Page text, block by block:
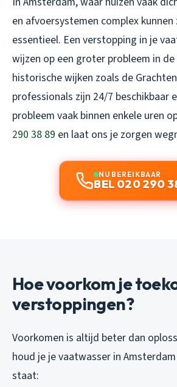
en afvoersystemen complex
essentieel. Een verstopping in je
wijzen op een groter probleem in
historische wijken zoals de
professionals zijn 24/7 beschikbaar
probleem vaak binnen enkele uren
290 38 89 en laat ons je zorgen
NU BEREIKBAAR
BEL 020 290
Hoe voorkom je
verstoppingen?
Voorkomen is altijd beter dan
houd je je vaatwasser in
staat: